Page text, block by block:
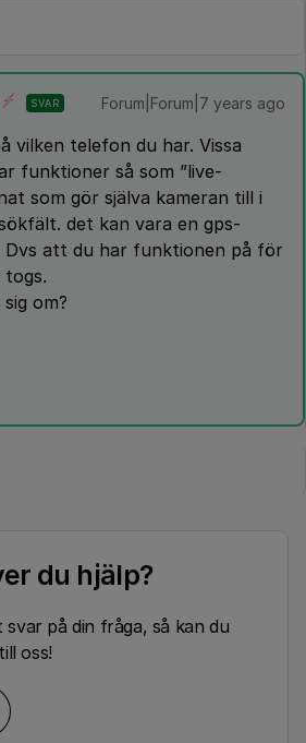
SVAR Forum|Forum|7 years ago
vilken telefon du har. Vissa
funktioner så som ”live-
som gör själva kameran till i
det kan vara en gps-
Dvs att du har funktionen på för
om?
du hjälp?
på din fråga, så kan du
oss!